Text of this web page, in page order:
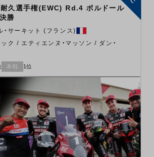
久選手権(EWC) Rd.4 ボルドール
勝
・サーキット (フランス)
ック / エティエンヌ・マッソン / ダン・
本戦 1位